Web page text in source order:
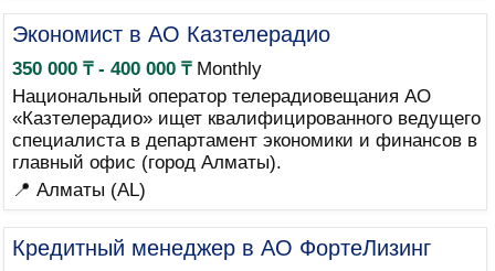
Экономист в АО Казтелерадио
350 000 ₸ - 400 000 ₸Monthly
Национальный оператор телерадиовещания АО
«Казтелерадио» ищет квалифицированного ведущего
специалиста в департамент экономики и финансов в
главный офис (город Алматы).
📍 Алматы (AL)
Кредитный менеджер в АО ФортеЛизинг